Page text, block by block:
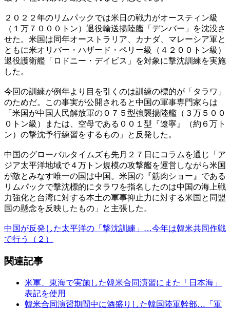
２０２２年のリムパックでは米日の戦力がオースティン級
（１万７０００トン）退役輸送揚陸艦「デンバー」を沈没さ
せた。米国は同年オーストラリア、カナダ、マレーシア軍と
ともに米オリバー・ハザード・ペリー級（４２００トン級）
退役護衛艦「ロドニー・デイビス」を対象に撃沈訓練を実施
した。
今回の訓練が例年より目を引くのは訓練の標的が「タラワ」
のためだ。この事実が公開されると中国の軍事専門家らは
「米国が中国人民解放軍の０７５型強襲揚陸艦（３万５００
０トン級）または、空母である００１型『遼寧』（約６万ト
ン）の撃沈予行練習をするもの」と反発した。
中国のグローバルタイムズも先月２７日にコラムを通じ「ア
ジア太平洋地域で４万トン規模の攻撃艦を運営しながら米国
が敵とみなす唯一の国は中国。米国の『筋肉ショー』である
リムパックで撃沈標的にタラワを指名したのは中国の海上戦
力強化と台湾に対する本土の軍事抑止力に対する米国と同盟
国の懸念を反映したもの」と主張した。
中国が反発した太平洋の「撃沈訓練」…今年は韓米共同作戦
で行う（２）
関連記事
米軍、東海で実施した韓米合同演習にまた「日本海」
表記を使用
韓米合同演習期間中に酒盛りした韓国陸軍幹部…「軍